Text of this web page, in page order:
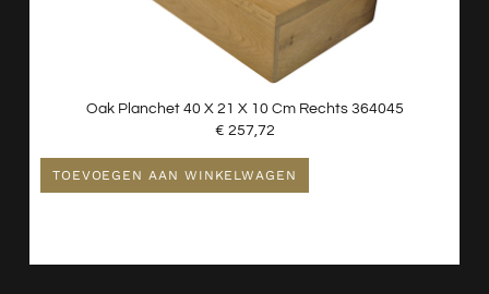
Oak Planchet 40 X 21 X 10 Cm Rechts 364045
€ 257,72
TOEVOEGEN AAN WINKELWAGEN